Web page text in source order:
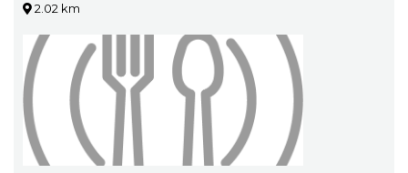
2.02 km